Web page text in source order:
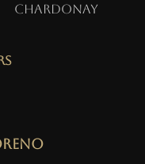
Chardonay